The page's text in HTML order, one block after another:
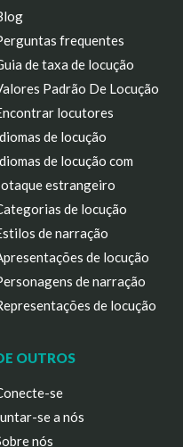
frequentes
de taxa de locução
Padrão De Locução
locutores
de locução
de locução com
estrangeiro
de locução
de narração
de locução
de narração
de locução
OUTROS
se
se a nós
nós